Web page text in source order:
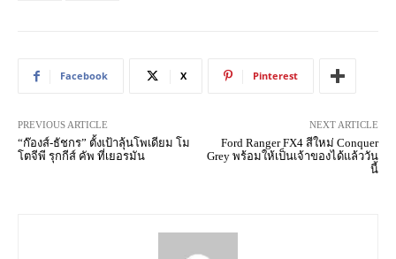
Facebook X Pinterest
PREVIOUS ARTICLE
“ก๊องส์-ธัชกร” ตั้งเป้าลุ้นโพเดียม โม
โตจีพี รุกกีส์ คัพ ที่เยอรมัน
NEXT ARTICLE
Ford Ranger FX4 สีใหม่ Conquer
Grey พร้อมให้เป็นเจ้าของได้แล้ววัน
นี้